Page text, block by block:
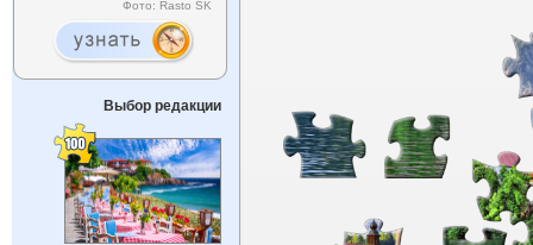
Фото: Rasto SK
Выбор редакции